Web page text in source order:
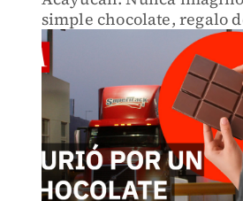
simple chocolate, regalo
terminaría con su vida en
contamos todo lo que se